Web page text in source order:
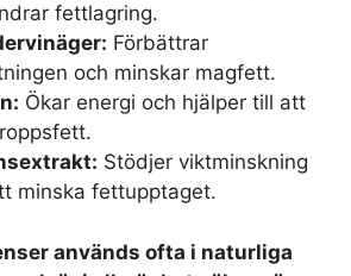
fettlagring.
Förbättrar
och minskar magfett.
Ökar energi och hjälper till att
Stödjer viktminskning
minska fettupptaget.
används ofta i naturliga